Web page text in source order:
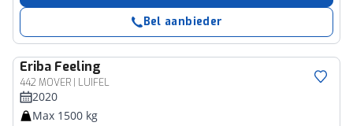
Bel aanbieder
Eriba Feeling
442 MOVER | LUIFEL
2020
Max 1500 kg